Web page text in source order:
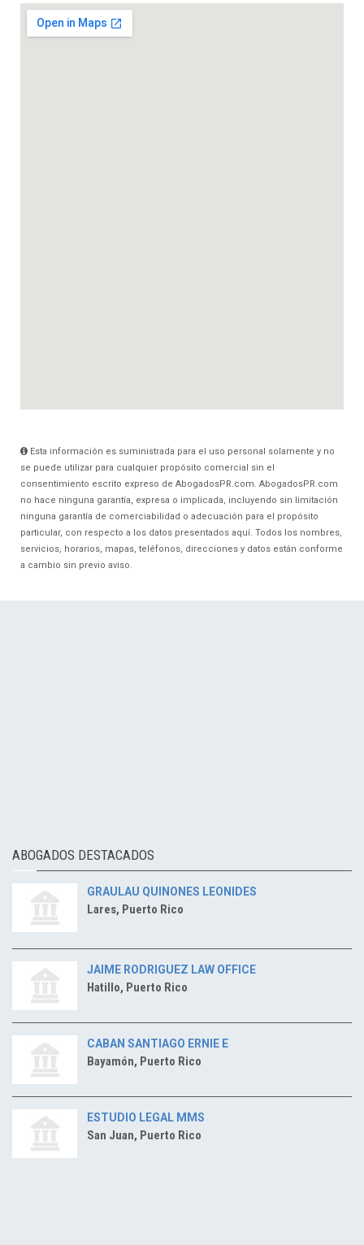
Esta información es suministrada para el uso personal solamente y no
se puede utilizar para cualquier propósito comercial sin el
consentimiento escrito expreso de AbogadosPR.com. AbogadosPR.com
no hace ninguna garantía, expresa o implicada, incluyendo sin limitación
ninguna garantía de comerciabilidad o adecuación para el propósito
particular, con respecto a los datos presentados aquí. Todos los nombres,
servicios, horarios, mapas, teléfonos, direcciones y datos están conforme
a cambio sin previo aviso.
ABOGADOS DESTACADOS
GRAULAU QUINONES LEONIDES
Lares, Puerto Rico
JAIME RODRIGUEZ LAW OFFICE
Hatillo, Puerto Rico
CABAN SANTIAGO ERNIE E
Bayamón, Puerto Rico
ESTUDIO LEGAL MMS
San Juan, Puerto Rico